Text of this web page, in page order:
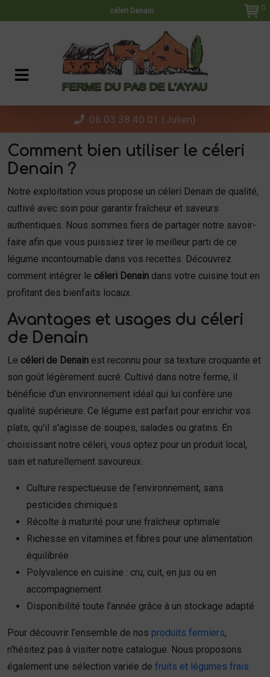
céleri Denain 0
06 03 38 40 01 (Julien)
Comment bien utiliser le céleri
Denain ?
Notre exploitation vous propose un céleri Denain de qualité,
cultivé avec soin pour garantir fraîcheur et saveurs
authentiques. Nous sommes fiers de partager notre savoir-
faire afin que vous puissiez tirer le meilleur parti de ce
légume incontournable dans vos recettes. Découvrez
comment intégrer le céleri Denain dans votre cuisine tout en
profitant des bienfaits locaux.
Avantages et usages du céleri
de Denain
Le céleri de Denain est reconnu pour sa texture croquante et
son goût légèrement sucré. Cultivé dans notre ferme, il
bénéficie d’un environnement idéal qui lui confère une
qualité supérieure. Ce légume est parfait pour enrichir vos
plats, qu'il s'agisse de soupes, salades ou gratins. En
choisissant notre céleri, vous optez pour un produit local,
sain et naturellement savoureux.
Culture respectueuse de l’environnement, sans
pesticides chimiques
Récolte à maturité pour une fraîcheur optimale
Richesse en vitamines et fibres pour une alimentation
équilibrée
Polyvalence en cuisine : cru, cuit, en jus ou en
accompagnement
Disponibilité toute l’année grâce à un stockage adapté
Pour découvrir l’ensemble de nos produits fermiers,
n’hésitez pas à visiter notre catalogue. Nous proposons
également une sélection variée de fruits et légumes frais
Panneau de gestion des cookies